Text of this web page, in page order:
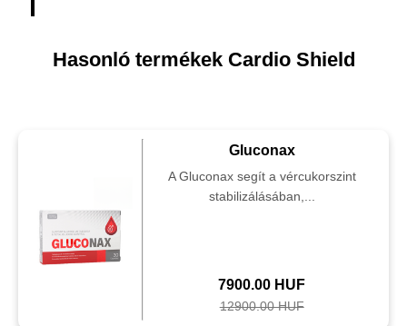
Hasonló termékek Cardio Shield
Gluconax
A Gluconax segít a vércukorszint
stabilizálásában,...
7900.00 HUF
12900.00 HUF